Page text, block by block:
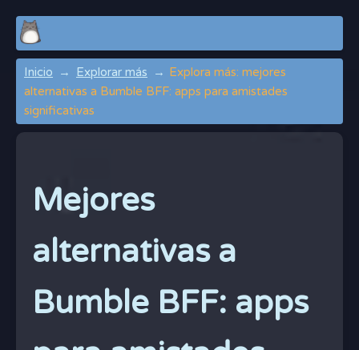
Inicio Explorar más
Explora más: mejores
alternativas a Bumble BFF: apps para amistades
significativas
Mejores
alternativas a
Bumble BFF: apps